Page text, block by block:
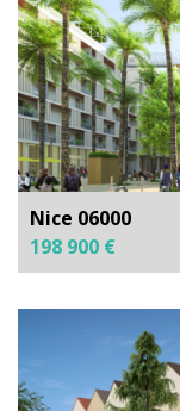
Nice 06000
198 900 €